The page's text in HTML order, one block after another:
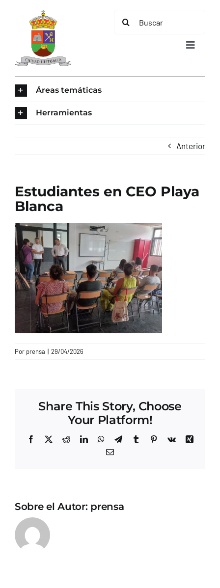
contenido
Buscar:
Toggle
TURISMO
CONTACTO
Áreas temáticas
Herramientas
Anterior
Estudiantes en CEO Playa
Blanca
Por prensa | 29/04/2026
Share This Story, Choose
Your Platform!
Facebook
X RedditLinkedInWhatsApp
TelegramTumblrPinterest
Vk
Xing
Correo
Sobre el Autor: prensa